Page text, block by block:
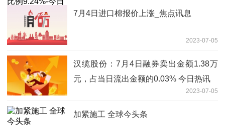
7月4日进口棉报价上涨_焦点讯息
2023-07-05
汉缆股份：7月4日融券卖出金额1.38万
元，占当日流出金额的0.03% 今日热讯
2023-07-05
加紧施工 全球今头条